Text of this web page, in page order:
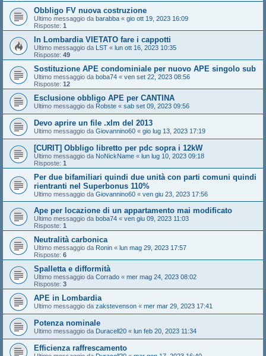
Obbligo FV nuova costruzione
Ultimo messaggio da barabba « gio ott 19, 2023 16:09
Risposte: 1
In Lombardia VIETATO fare i cappotti
Ultimo messaggio da LST « lun ott 16, 2023 10:35
Risposte: 49
Sostituzione APE condominiale per nuovo APE singolo sub
Ultimo messaggio da boba74 « ven set 22, 2023 08:56
Risposte: 12
Esclusione obbligo APE per CANTINA
Ultimo messaggio da Robste « sab set 09, 2023 09:56
Devo aprire un file .xlm del 2013
Ultimo messaggio da Giovannino60 « gio lug 13, 2023 17:19
[CURIT] Obbligo libretto per pdc sopra i 12kW
Ultimo messaggio da NoNickName « lun lug 10, 2023 09:18
Risposte: 1
Per due bifamiliari quindi due unità con parti comuni quindi
rientranti nel Superbonus 110%
Ultimo messaggio da Giovannino60 « ven giu 23, 2023 17:56
Ape per locazione di un appartamento mai modificato
Ultimo messaggio da boba74 « ven giu 09, 2023 11:03
Risposte: 1
Neutralità carbonica
Ultimo messaggio da Ronin « lun mag 29, 2023 17:57
Risposte: 6
Spalletta e difformità
Ultimo messaggio da Corrado « mer mag 24, 2023 08:02
Risposte: 3
APE in Lombardia
Ultimo messaggio da zakstevenson « mer mar 29, 2023 17:41
Potenza nominale
Ultimo messaggio da Duracell20 « lun feb 20, 2023 11:34
Efficienza raffrescamento